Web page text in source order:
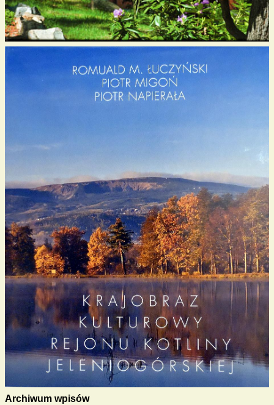
Archiwum wpisów